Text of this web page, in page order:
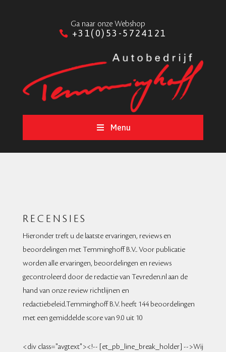
Ga naar onze Webshop
+31(0)53-5724121
Menu
RECENSIES
Hieronder treft u de laatste ervaringen, reviews en
beoordelingen met Temminghoff B.V.. Voor publicatie
worden alle ervaringen, beoordelingen en reviews
gecontroleerd door de redactie van Tevreden.nl aan de
hand van onze review richtlijnen en
redactiebeleid.Temminghoff B.V. heeft 144 beoordelingen
met een gemiddelde score van 9.0 uit 10
<div class="avgtext"><!-- [et_pb_line_break_holder] -->Wij